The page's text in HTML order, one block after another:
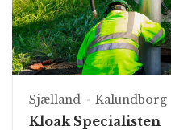
Sjælland Kalundborg
Kloak Specialisten